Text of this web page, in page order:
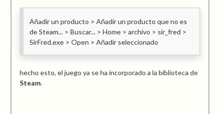
Añadir un producto > Añadir un producto que no es
de Steam... > Buscar... > Home > archivo > sir_fred >
SirFred.exe > Open > Añadir seleccionado
hecho esto, el juego ya se ha incorporado a la biblioteca de
Steam.